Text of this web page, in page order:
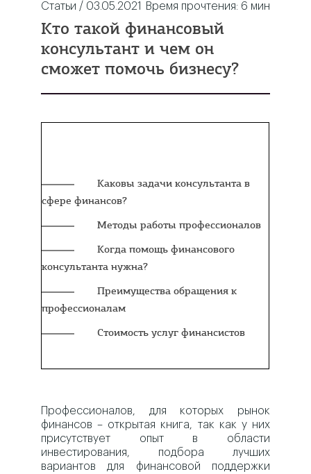
Статьи / 03.05.2021 Время прочтения: 6 мин
Кто такой финансовый
консультант и чем он
сможет помочь бизнесу?
Каковы задачи консультанта в
сфере финансов?
Методы работы профессионалов
Когда помощь финансового
консультанта нужна?
Преимущества обращения к
профессионалам
Стоимость услуг финансистов
Профессионалов, для которых рынок
финансов – открытая книга, так как у них
присутствует опыт в области
инвестирования, подбора лучших
вариантов для финансовой поддержки